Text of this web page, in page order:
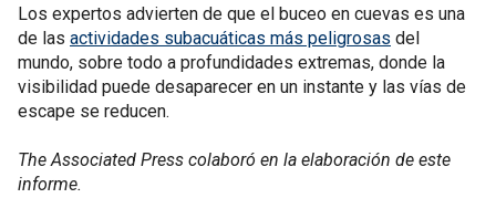
Los expertos advierten de que el buceo en cuevas es una
de las actividades subacuáticas más peligrosas del
mundo, sobre todo a profundidades extremas, donde la
visibilidad puede desaparecer en un instante y las vías de
escape se reducen.
The Associated Press colaboró en la elaboración de este
informe.